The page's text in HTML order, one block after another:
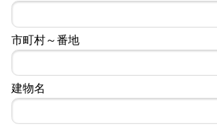
市町村～番地
建物名